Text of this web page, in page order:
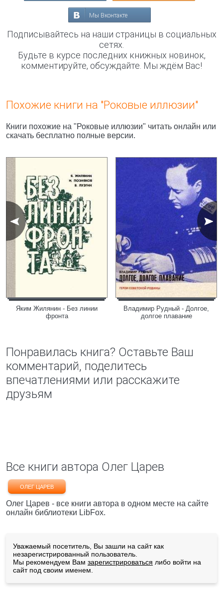
Мы Вконтакте
Подписывайтесь на наши страницы в социальных
сетях.
Будьте в курсе последних книжных новинок,
комментируйте, обсуждайте. Мы ждём Вас!
Похожие книги на "Роковые иллюзии"
Книги похожие на "Роковые иллюзии" читать онлайн или
скачать бесплатно полные версии.
Яким Жилянин - Без линии
фронта
Владимир Рудный - Долгое,
долгое плавание
Понравилась книга? Оставьте Ваш
комментарий, поделитесь
впечатлениями или расскажите
друзьям
Все книги автора Олег Царев
ОЛЕГ ЦАРЕВ
Олег Царев - все книги автора в одном месте на сайте
онлайн библиотеки LibFox.
Уважаемый посетитель, Вы зашли на сайт как
незарегистрированный пользователь.
Мы рекомендуем Вам зарегистрироваться либо войти на
сайт под своим именем.